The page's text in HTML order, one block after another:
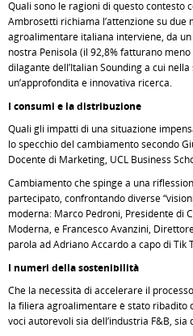
Quali sono le ragioni di questo contesto
Ambrosetti richiama l’attenzione su
agroalimentare italiana interviene, da
nostra Penisola (il 92,8% fatturano
dilagante dell’Italian Sounding a cui
un’approfondita e innovativa ricerca.
I consumi e la distribuzione
Quali gli impatti di una situazione
lo specchio del cambiamento secondo
Docente di Marketing, UCL Business
Cambiamento che spinge a una
partecipato, confrontando diverse
moderna: Marco Pedroni, Presidente di
Moderna, e Francesco Avanzini,
parola ad Adriano Accardo a capo di Tik
I numeri della sostenibilità
Che la necessità di accelerare il
la filiera agroalimentare è stato ribadito
voci autorevoli sia dell’industria F&B,